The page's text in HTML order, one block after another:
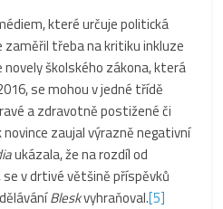
které určuje politická
třeba na kritiku inkluze
novely školského zákona, která
se mohou v jedné třídě
a zdravotně postižené či
zaujal výrazně negativní
ukázala, že na rozdíl od
v drtivé většině příspěvků
Bleskvyhraňoval.[5]